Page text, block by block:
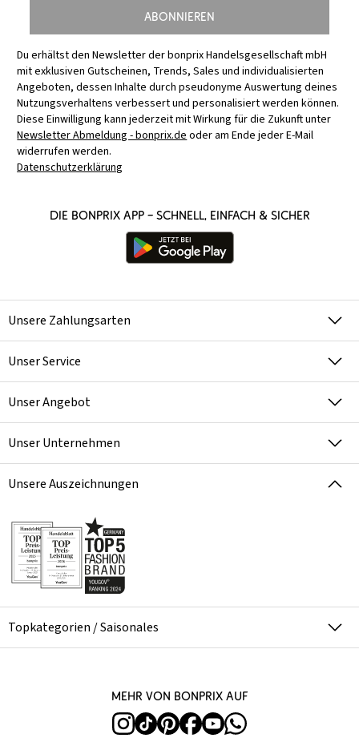
Abonnieren
Du erhältst den Newsletter der bonprix Handelsgesellschaft mbH
mit exklusiven Gutscheinen, Trends, Sales und individualisierten
Angeboten, dessen Inhalte durch pseudonyme Auswertung deines
Nutzungsverhaltens verbessert und personalisiert werden können.
Diese Einwilligung kann jederzeit mit Wirkung für die Zukunft unter
Newsletter Abmeldung - bonprix.deoder am Ende jeder E-Mail
widerrufen werden.
Datenschutzerklärung
Die bonprix App – schnell, einfach & sicher
Unsere Zahlungsarten
Unser Service
Unser Angebot
Unser Unternehmen
Unsere Auszeichnungen
Topkategorien / Saisonales
Mehr von bonprix auf